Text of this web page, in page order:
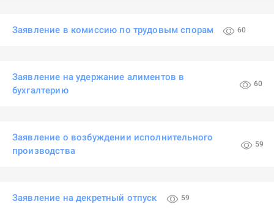
Заявление в комиссию по трудовым спорам 60
Заявление на удержание алиментов в
бухгалтерию
60
Заявление о возбуждении исполнительного
производства
59
Заявление на декретный отпуск 59